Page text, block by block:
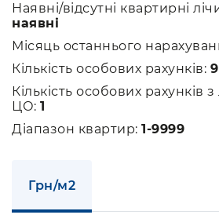
Наявні/відсутні квартирні
наявні
Місяць останнього
Кількість особових рахунків: 9
Кількість особових рахунків
ЦО: 1
Діапазон квартир: 1-9999
Грн/м2